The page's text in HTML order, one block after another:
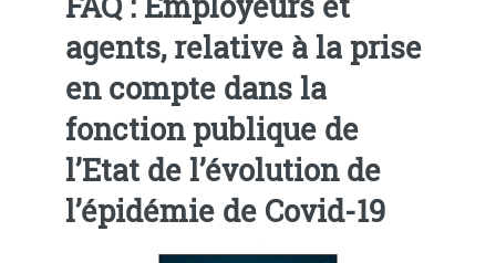
agents, relative à la prise
en compte dans la
fonction publique de
l’Etat de l’évolution de
l’épidémie de Covid-19